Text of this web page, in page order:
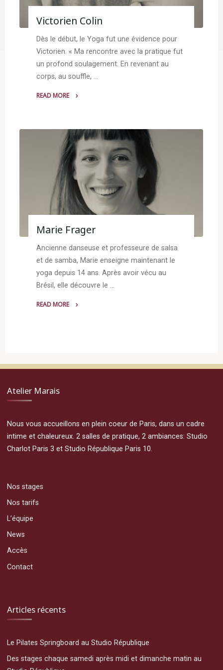
Victorien Colin
Dès le début, le Yoga fut une évidence pour
Victorien. « Ma rencontre avec la pratique fut
un profond soulagement. En revenant au
corps, au souffle, …
READ MORE
Marie Frager
Ancienne danseuse et professeure de salsa
et de samba, Marie enseigne maintenant le
yoga depuis 14 ans. Après avoir vécu au
Brésil, elle découvre le …
READ MORE
Atelier Marais
Nous vous accueillons en plein coeur de Paris, dans un cadre
intime et chaleureux. 2 salles de pratique, 2 ambiances: Studio
Charlot Paris 3 et Studio République Paris 10.
Nos stages
Nos tarifs
L’équipe
News
Accès
Contact
Articles récents
Le Pilates Springboard au Studio République
Des stages chaque samedi après midi et dimanche matin au